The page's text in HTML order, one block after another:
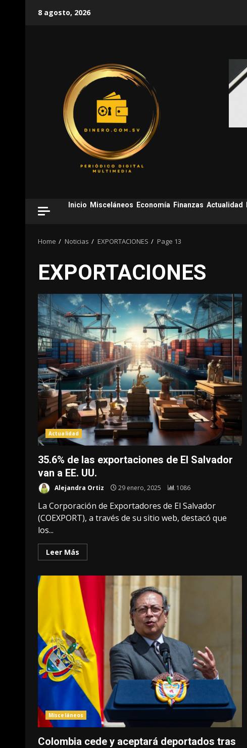
8 agosto, 2026
Inicio Misceláneos Economía Finanzas Actualidad
Home Noticias EXPORTACIONES Page 13
EXPORTACIONES
Actualidad
35.6% de las exportaciones de El Salvador
van a EE. UU.
Alejandra Ortiz 29 enero, 2025 1086
La Corporación de Exportadores de El Salvador
(COEXPORT), a través de su sitio web, destacó que
los...
Leer Más
Misceláneos
Colombia cede y aceptará deportados tras